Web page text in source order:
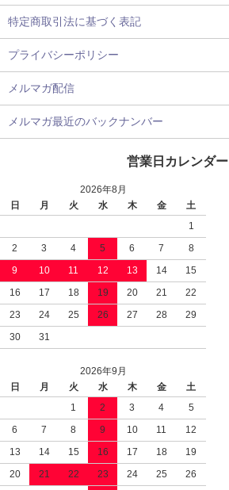
特定商取引法に基づく表記
プライバシーポリシー
メルマガ配信
メルマガ最近のバックナンバー
営業日カレンダー
2026年8月
日
月 火 水 木 金
土
1
2
3 4 5 6 7
8
9
10 11 12 13 14
15
16
17 18 19 20 21
22
23
24 25 26 27 28
29
30
31
2026年9月
日
月 火 水 木 金
土
1
2 3 4
5
6
7 8 9 10 11
12
13
14 15 16 17 18
19
20
21 22 23 24 25
26